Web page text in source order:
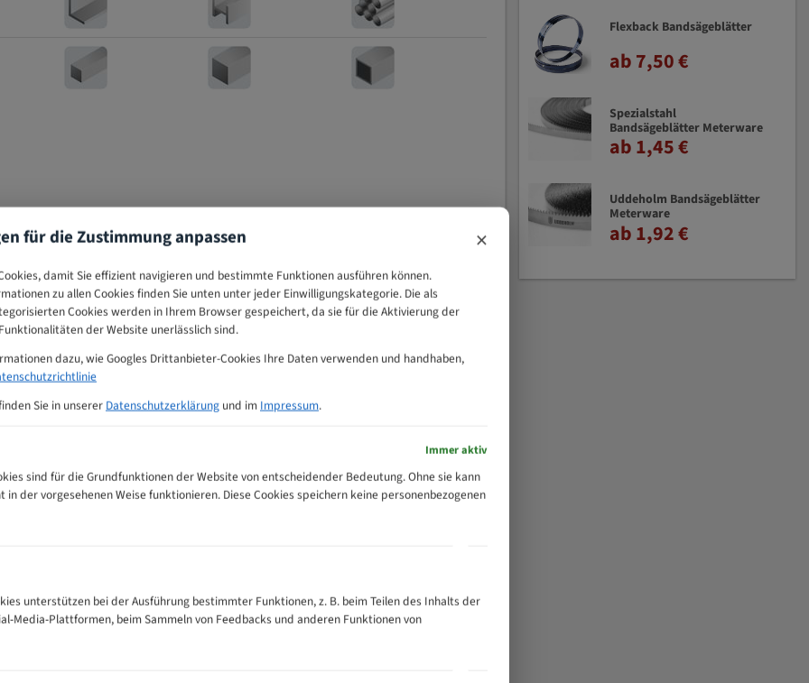
Tabelle
Flexback Bandsägeblätter
ab 7,50 €
Spezialstahl
Bandsägeblätter Meterware
ab 1,45 €
Uddeholm Bandsägeblätter
Meterware
ab 1,92 €
für die Zustimmung anpassen ×
damit Sie effizient navigieren und bestimmte Funktionen ausführen können.
zu allen Cookies finden Sie unten unter jeder Einwilligungskategorie. Die als
Cookies werden in Ihrem Browser gespeichert, da sie für die Aktivierung der
der Website unerlässlich sind.
dazu, wie Googles Drittanbieter-Cookies Ihre Daten verwenden und handhaben,
Sie in unserer Datenschutzerklärung und im Impressum.
Immer aktiv
sind für die Grundfunktionen der Website von entscheidender Bedeutung. Ohne sie kann
in der vorgesehenen Weise funktionieren. Diese Cookies speichern keine personenbezogenen
unterstützen bei der Ausführung bestimmter Funktionen, z. B. beim Teilen des Inhalts der
Media-Plattformen, beim Sammeln von Feedbacks und anderen Funktionen von